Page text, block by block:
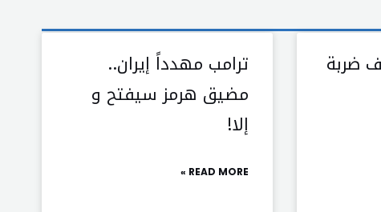
ضربة
ترامب مهدداً إيران..
مضيق هرمز سيفتح و
إلا!
READ MORE »